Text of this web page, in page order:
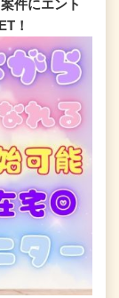
件にエント
！